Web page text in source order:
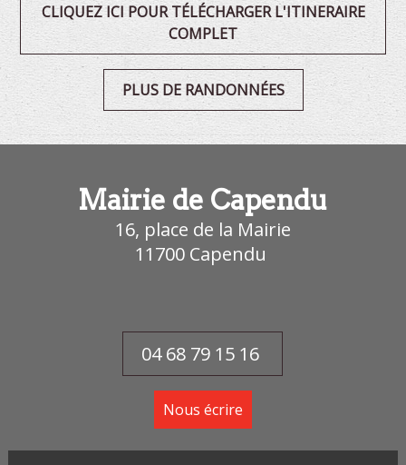
CLIQUEZ ICI POUR TÉLÉCHARGER L'ITINERAIRE
COMPLET
PLUS DE RANDONNÉES
Mairie de Capendu
16, place de la Mairie
11700 Capendu
04 68 79 15 16
Nous écrire